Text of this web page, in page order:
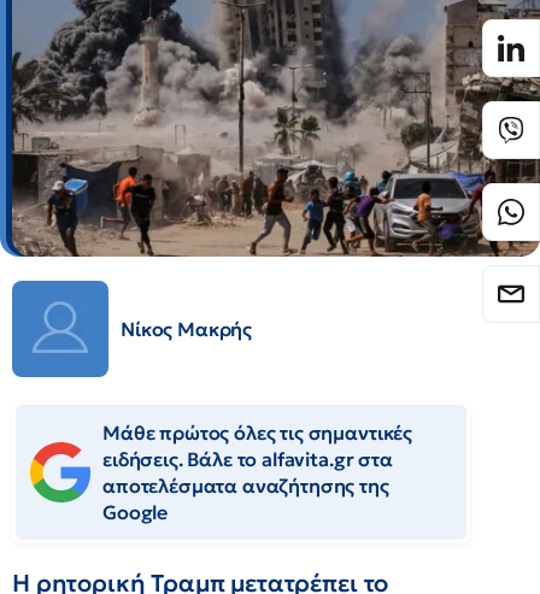
Νίκος Μακρής
Μάθε πρώτος όλες τις σημαντικές
ειδήσεις. Βάλε το alfavita.gr στα
αποτελέσματα αναζήτησης της
Google
Η ρητορική Τραμπ μετατρέπει το